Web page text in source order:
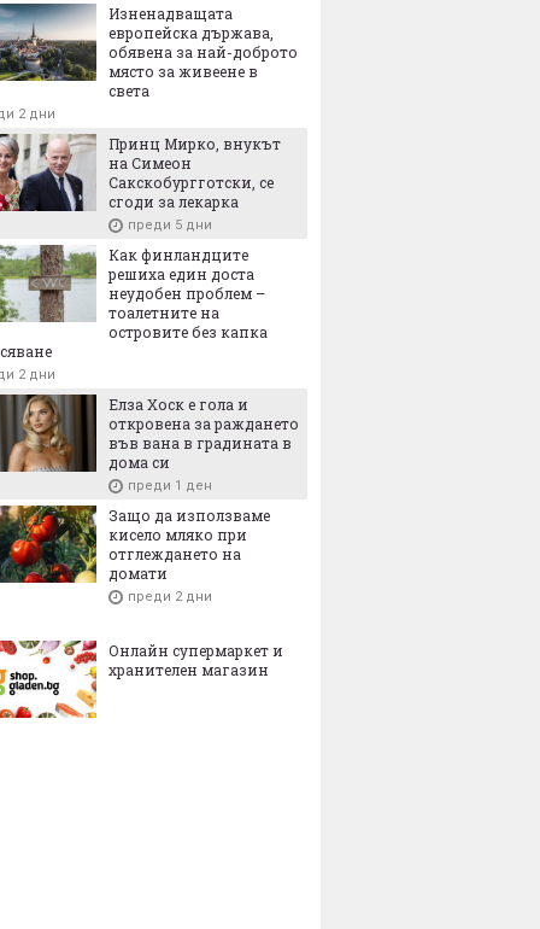
Изненадващата
европейска държава,
обявена за най-доброто
място за живеене в
света
2 дни
Принц Мирко, внукът
на Симеон
Сакскобургготски, се
сгоди за лекарка
преди 5 дни
Как финландците
решиха един доста
неудобен проблем –
тоалетните на
островите без капка
2 дни
Елза Хоск е гола и
откровена за раждането
във вана в градината в
дома си
преди 1 ден
Защо да използваме
кисело мляко при
отглеждането на
домати
преди 2 дни
Онлайн супермаркет и
хранителен магазин